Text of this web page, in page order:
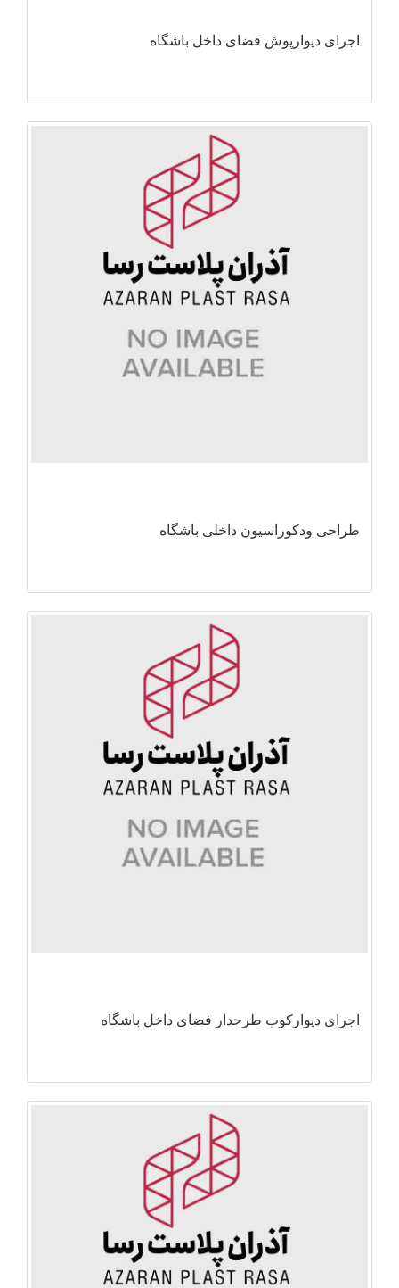
اجرای دیوارپوش فضای داخل باشگاه
طراحی ودکوراسیون داخلی باشگاه
اجرای دیوارکوب طرحدار فضای داخل باشگاه